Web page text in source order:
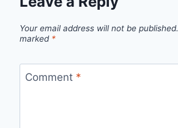
Your email address will not be published.
marked *
Comment *